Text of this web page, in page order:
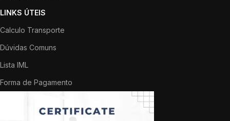
LINKS ÚTEIS
Calculo Transporte
Dúvidas Comuns
Lista IML
Forma de Pagamento